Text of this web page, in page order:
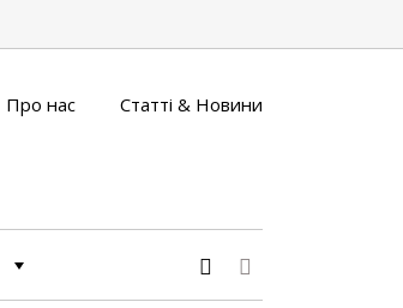
Про нас Статті & Новини